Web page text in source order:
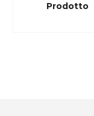
Prodotto